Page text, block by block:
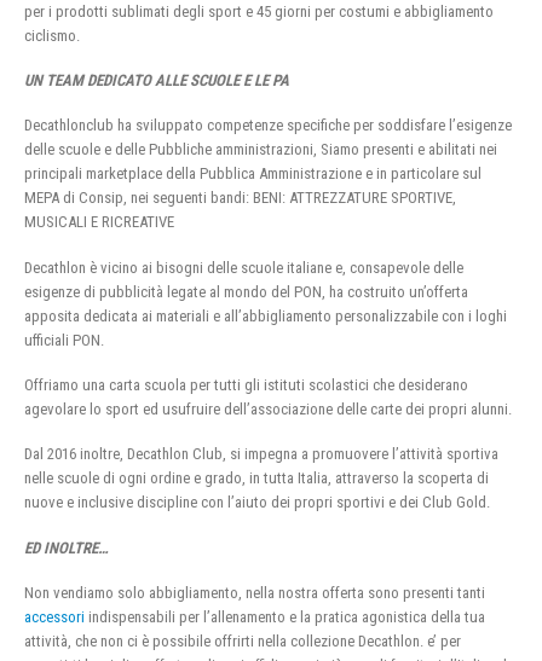
per i prodotti sublimati degli sport e 45 giorni per costumi e abbigliamento
ciclismo.
UN TEAM DEDICATO ALLE SCUOLE E LE PA
Decathlonclub ha sviluppato competenze specifiche per soddisfare l’esigenze
delle scuole e delle Pubbliche amministrazioni, Siamo presenti e abilitati nei
principali marketplace della Pubblica Amministrazione e in particolare sul
MEPA di Consip, nei seguenti bandi: BENI: ATTREZZATURE SPORTIVE,
MUSICALI E RICREATIVE
Decathlon è vicino ai bisogni delle scuole italiane e, consapevole delle
esigenze di pubblicità legate al mondo del PON, ha costruito un’offerta
apposita dedicata ai materiali e all’abbigliamento personalizzabile con i loghi
ufficiali PON.
Offriamo una carta scuola per tutti gli istituti scolastici che desiderano
agevolare lo sport ed usufruire dell’associazione delle carte dei propri alunni.
Dal 2016 inoltre, Decathlon Club, si impegna a promuovere l’attività sportiva
nelle scuole di ogni ordine e grado, in tutta Italia, attraverso la scoperta di
nuove e inclusive discipline con l’aiuto dei propri sportivi e dei Club Gold.
ED INOLTRE…
Non vendiamo solo abbigliamento, nella nostra offerta sono presenti tanti
accessori indispensabili per l’allenamento e la pratica agonistica della tua
attività, che non ci è possibile offrirti nella collezione Decathlon. e’ per